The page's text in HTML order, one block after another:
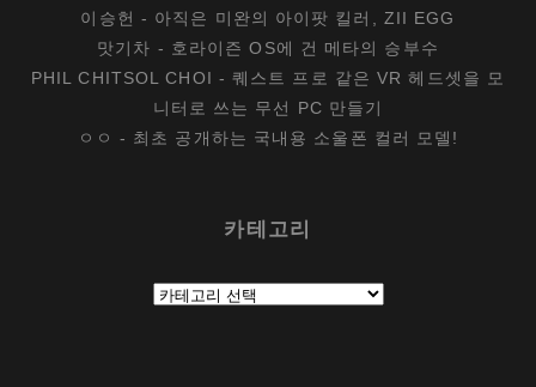
이승헌 - 아직은 미완의 아이팟 킬러, ZII EGG
맛기차 - 호라이즌 OS에 건 메타의 승부수
PHIL CHITSOL CHOI -퀘스트 프로 같은 VR 헤드셋을 모
니터로 쓰는 무선 PC 만들기
ㅇㅇ - 최초 공개하는 국내용 소울폰 컬러 모델!
카테고리
테